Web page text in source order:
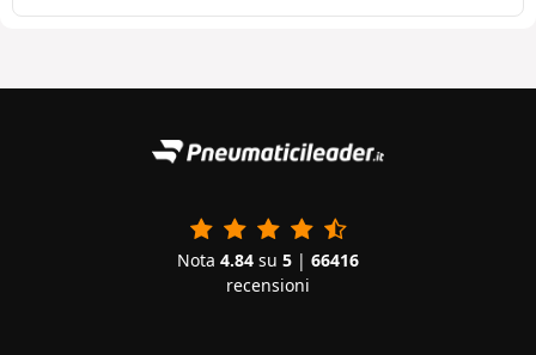
Nota 4.84 su 5 | 66416
recensioni